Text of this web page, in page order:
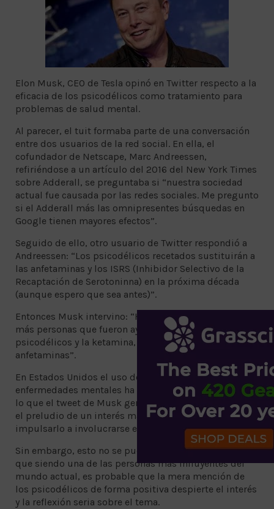
Elon Musk, CEO de Tesla opinó en Twitter respecto a la
eficacia de los psicodélicos como tratamiento para
problemas de salud mental.
Al parecer, el tuit formaba parte de una conversación
entre dos usuarios de la red social. En ella, el
cofundador de Netscape, Marc Andreessen,
refiriéndose a un artículo del 2016 del New York Times
sobre Adderall, se preguntaba si “nuestra sociedad
actual fue causada por las redes sociales. Me pregunto
si el Adderall más las omnipresentes búsquedas en
Google tienen mayores efectos”.
Seguido de ello, otro usuario de Twitter respondió a
Andreessen: “Los psicodélicos recetados sustituirán a
las anfetaminas y los ISRS (Inhibidor Selectivo de la
Recaptación de Serotoninna) en la próxima década
(aunque espero que sea antes)”.
Entonces Musk intervino: “He hablado con muchas
más personas que fueron ayudadas por los
psicodélicos y la ketamina, que por los ISRS y las
anfetaminas”.
En Estados Unidos el uso de psicodélicos para tratar
enfermedades mentales ha cobrado un gran auge por
lo que el tweet de Musk generó polémica, y puede ser
el preludio de un interés más profundo que podría
impulsarlo a involucrarse en este innovador sector.
Sin embargo, esto no se puede asegurar, lo que si es
que siendo una de las personas más influyentes del
mundo actual, es probable que la mera mención de
los psicodélicos de forma positiva despierte el interés
y la reflexión seria sobre el tema.